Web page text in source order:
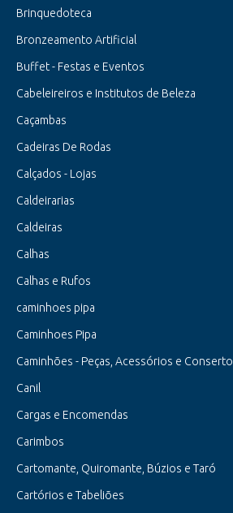
Brinquedoteca
Bronzeamento Artificial
Buffet - Festas e Eventos
Cabeleireiros e Institutos de Beleza
Caçambas
Cadeiras De Rodas
Calçados - Lojas
Caldeirarias
Caldeiras
Calhas
Calhas e Rufos
caminhoes pipa
Caminhoes Pipa
Caminhões - Peças, Acessórios e Conserto
Canil
Cargas e Encomendas
Carimbos
Cartomante, Quiromante, Búzios e Taró
Cartórios e Tabeliões